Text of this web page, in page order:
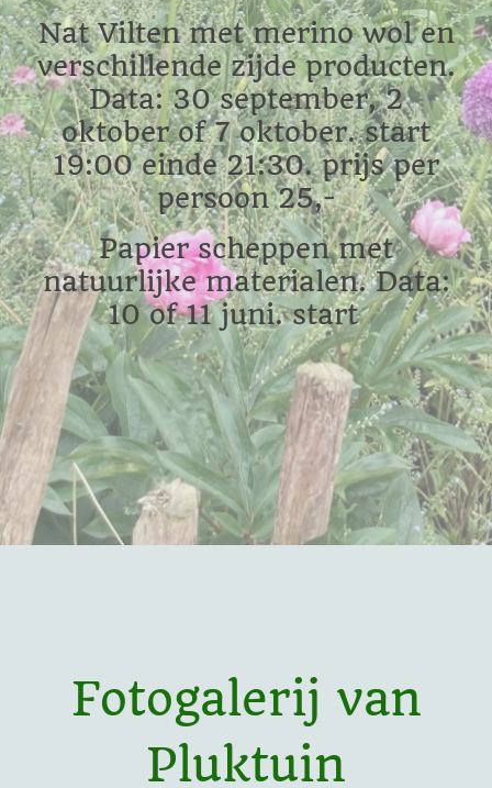
Nat Vilten met merino wol en
verschillende zijde producten.
Data: 30 september, 2
oktober of 7 oktober. start
19:00 einde 21:30. prijs per
persoon 25,-
Papier scheppen met
natuurlijke materialen. Data:
10 of 11 juni. start
Fotogalerij van
Pluktuin